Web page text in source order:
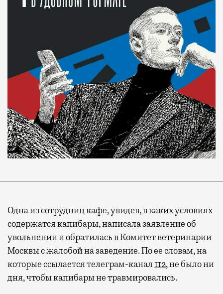
Одна из сотрудниц кафе, увидев, в каких условиях
содержатся капибары, написала заявление об
увольнении и обратилась в Комитет ветеринарии
Москвы с жалобой на заведение. По ее словам, на
которые ссылается телеграм-канал112, не было ни
дня, чтобы капибары не травмировались.